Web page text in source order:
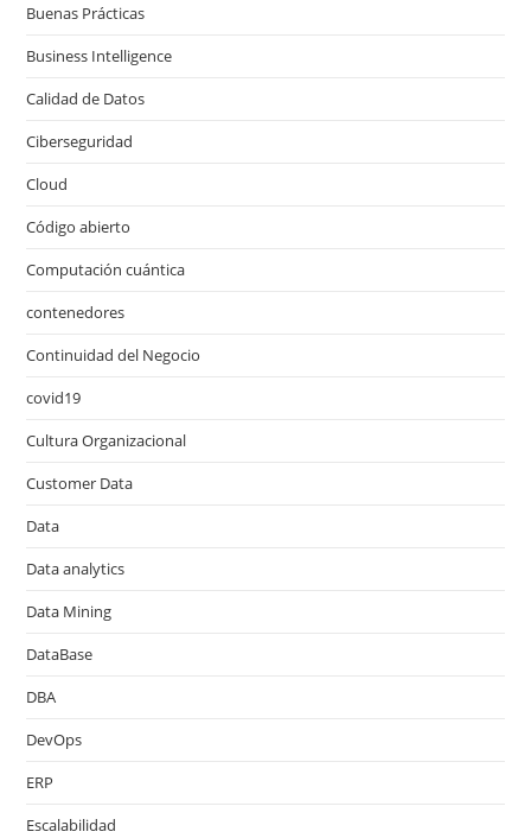
Buenas Prácticas
Business Intelligence
Calidad de Datos
Ciberseguridad
Cloud
Código abierto
Computación cuántica
contenedores
Continuidad del Negocio
covid19
Cultura Organizacional
Customer Data
Data
Data analytics
Data Mining
DataBase
DBA
DevOps
ERP
Escalabilidad